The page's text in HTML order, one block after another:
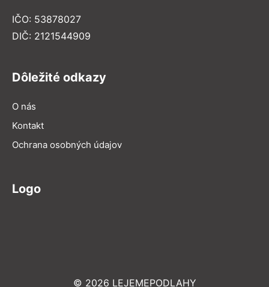
IČO: 53878027
DIČ: 2121544909
Dôležité odkazy
O nás
Kontakt
Ochrana osobných údajov
Logo
© 2026 LEJEMEPODLAHY